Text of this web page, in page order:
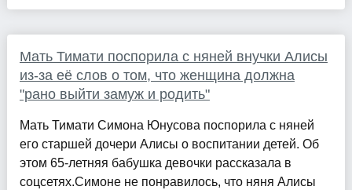
Мать Тимати поспорила с няней внучки Алисы
из-за её слов о том, что женщина должна
"рано выйти замуж и родить"
Мать Тимати Симона Юнусова поспорила с няней
его старшей дочери Алисы о воспитании детей. Об
этом 65-летняя бабушка девочки рассказала в
соцсетях.Симоне не понравилось, что няня Алисы